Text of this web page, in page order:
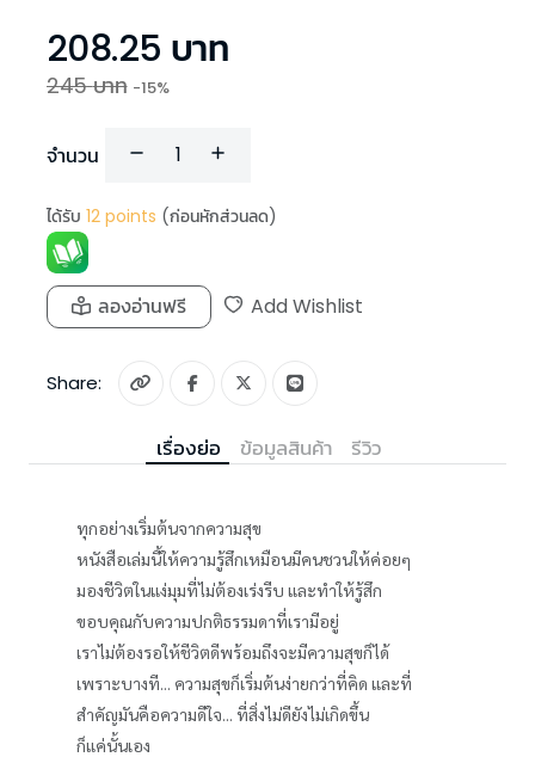
208.25 บาท
245บาท -15%
จำนวน
ได้รับ 12 points (ก่อนหักส่วนลด)
ลองอ่านฟรี Add Wishlist
Share:
เรื่องย่อ ข้อมูลสินค้า รีวิว
ทุกอย่างเริ่มต้นจากความสุข
หนังสือเล่มนี้ให้ความรู้สึกเหมือนมีคนชวนให้ค่อยๆ
มองชีวิตในแง่มุมที่ไม่ต้องเร่งรีบ และทำให้รู้สึก
ขอบคุณกับความปกติธรรมดาที่เรามีอยู่
เราไม่ต้องรอให้ชีวิตดีพร้อมถึงจะมีความสุขก็ได้
เพราะบางที... ความสุขก็เริ่มต้นง่ายกว่าที่คิด และที่
สำคัญมันคือความดีใจ... ที่สิ่งไม่ดียังไม่เกิดขึ้น
ก็แค่นั้นเอง